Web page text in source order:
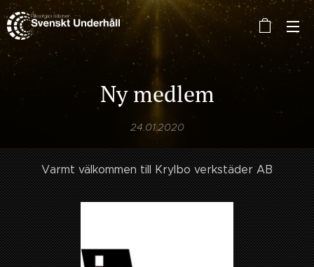
Ny medlem
24.01.2020
Varmt välkommen till Krylbo verkstäder AB